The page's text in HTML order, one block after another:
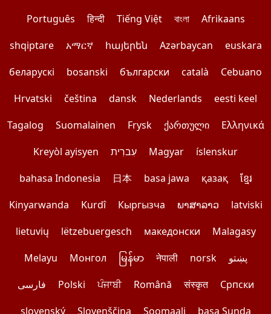
Português
हिन्दी Tiếng Việt বাংলা
Afrikaans
shqiptare
አማርኛ հայերեն Azərbaycan
euskara
беларускі
bosanski български català
Cebuano
Hrvatski
čeština dansk Nederlands
eesti keel
Tagalog
Suomalainen Frysk ქართული
Ελληνικά
Kreyòl ayisyen
עִברִית Magyar
íslenskur
bahasa Indonesia
日本 basa jawa қазақ
ខ្មែរ
Kinyarwanda
Kurdî Кыргызча ພາສາລາວ
latviski
lietuvių
lëtzebuergesch македонски
Malagasy
Melayu
Монгол မြန်မာ नेपाली norsk
پښتو
فارسی
Polski ਪੰਜਾਬੀ Română संस्कृत
Српски
slovenský
Slovenščina Soomaali basa Sunda